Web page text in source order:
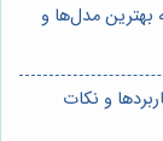
بهترین مدل‌ها و
کاربردها و نکات